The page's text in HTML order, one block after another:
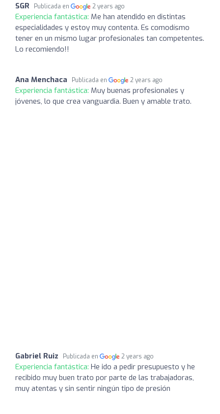
SGR Publicada en 2 years ago
Experiencia fantástica: Me han atendido en distintas
especialidades y estoy muy contenta. Es comodísmo
tener en un mismo lugar profesionales tan competentes.
Lo recomiendo!!
Ana Menchaca Publicada en 2 years ago
Experiencia fantástica: Muy buenas profesionales y
jóvenes, lo que crea vanguardia. Buen y amable trato.
Gabriel Ruiz Publicada en 2 years ago
Experiencia fantástica: He ido a pedir presupuesto y he
recibido muy buen trato por parte de las trabajadoras,
muy atentas y sin sentir ningún tipo de presión